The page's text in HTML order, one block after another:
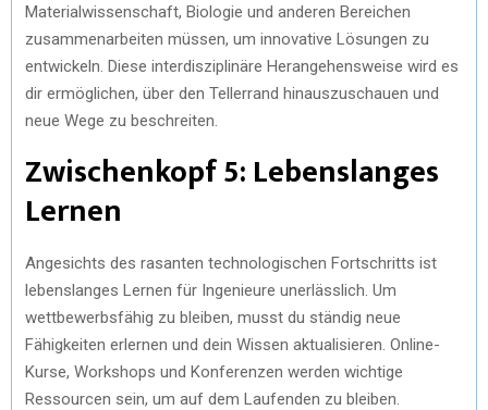
Materialwissenschaft, Biologie und anderen Bereichen
zusammenarbeiten müssen, um innovative Lösungen zu
entwickeln. Diese interdisziplinäre Herangehensweise wird es
dir ermöglichen, über den Tellerrand hinauszuschauen und
neue Wege zu beschreiten.
Zwischenkopf 5: Lebenslanges
Lernen
Angesichts des rasanten technologischen Fortschritts ist
lebenslanges Lernen für Ingenieure unerlässlich. Um
wettbewerbsfähig zu bleiben, musst du ständig neue
Fähigkeiten erlernen und dein Wissen aktualisieren. Online-
Kurse, Workshops und Konferenzen werden wichtige
Ressourcen sein, um auf dem Laufenden zu bleiben.